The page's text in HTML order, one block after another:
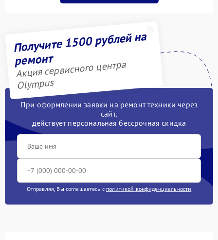
Получите 1500 рублей на
ремонт
Акция сервисного центра
Olympus
При оформлении заявки на ремонт техники через
сайт,
действует персональная бессрочная скидка
Отправляя, Вы соглашаетесь с политикой конфиденциальности